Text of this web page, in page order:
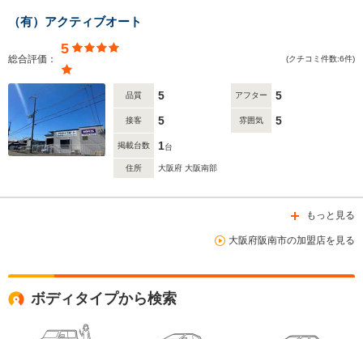
（有）アクティブオート
総合評価：
5
(クチコミ件数:6件)
品質 5 アフター 5
接客 5 雰囲気 5
掲載台数 1台
住所 大阪府 大阪南部
もっと見る
大阪府阪南市の加盟店を見る
ボディタイプから検索